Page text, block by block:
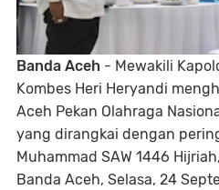
Banda Aceh - Mewakili
Kombes Heri Heryandi
Aceh Pekan Olahraga
yang dirangkai dengan
Muhammad SAW 1446
Banda Aceh, Selasa, 24